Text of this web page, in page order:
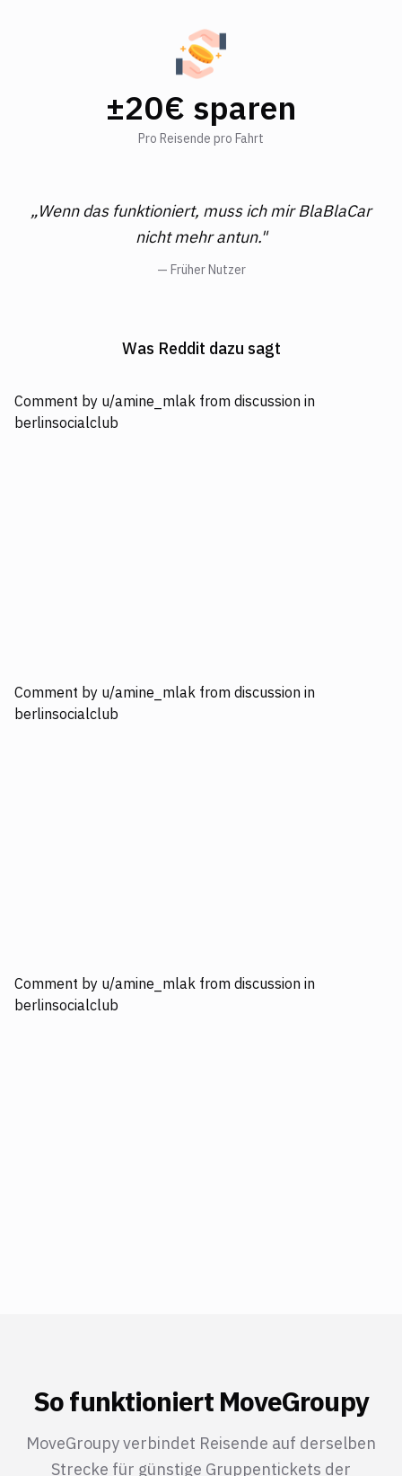
±20€ sparen
Pro Reisende pro Fahrt
„Wenn das funktioniert, muss ich mir BlaBlaCar
nicht mehr antun."
— Früher Nutzer
Was Reddit dazu sagt
Comment by u/amine_mlak from discussion in
berlinsocialclub
Comment by u/amine_mlak from discussion in
berlinsocialclub
Comment by u/amine_mlak from discussion in
berlinsocialclub
So funktioniert MoveGroupy
MoveGroupy verbindet Reisende auf derselben
Strecke für günstige Gruppentickets der